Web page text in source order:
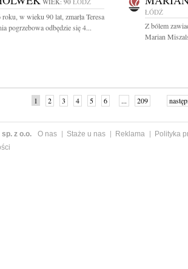
w wieku 90 lat, zmarła Teresa
pogrzebowa odbędzie się 4...
ŁÓDŹ
Z bólem
Marian
1 2 3 4 5 6 ... 209
z o.o. O nas Staże u nas Reklama
Polityka